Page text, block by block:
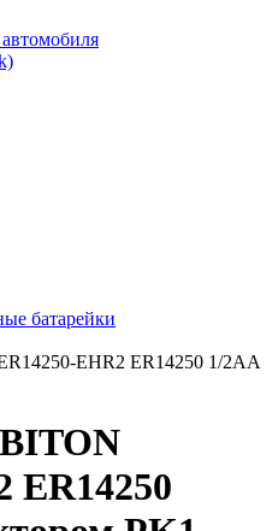
батарейки
EHR2 ER14250 1/2AA
ER14250